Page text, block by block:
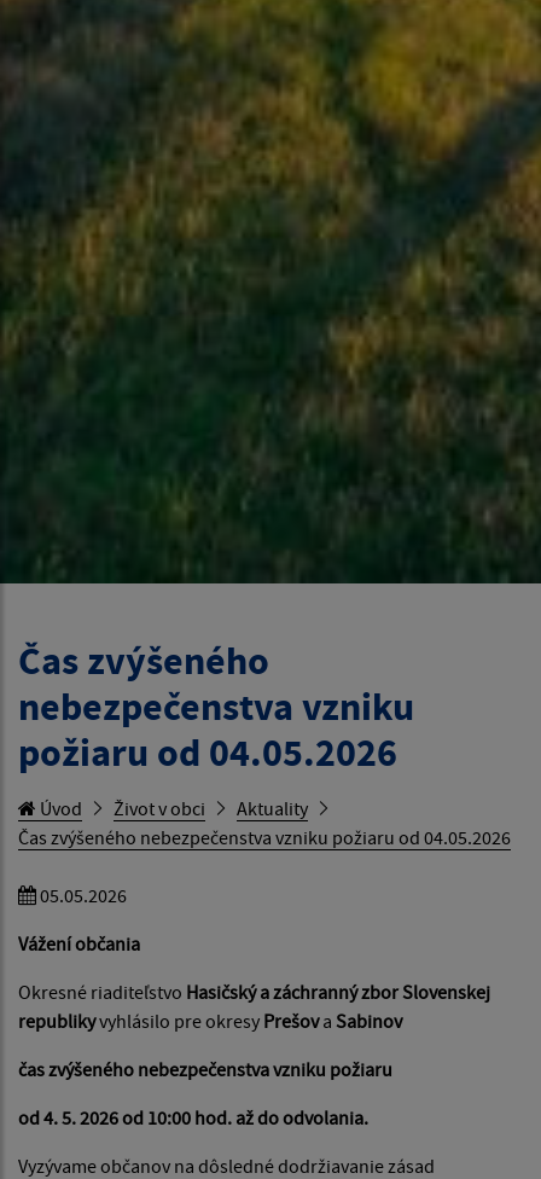
Čas zvýšeného
nebezpečenstva vzniku
požiaru od 04.05.2026
Úvod Život v obci
Aktuality
Čas zvýšeného nebezpečenstva vzniku požiaru od 04.05.2026
05.05.2026
Vážení občania
Okresné riaditeľstvo Hasičský a záchranný zbor Slovenskej
republikyvyhlásilo pre okresy Prešova Sabinov
čas zvýšeného nebezpečenstva vzniku požiaru
od 4. 5. 2026 od 10:00 hod. až do odvolania.
Vyzývame občanov na dôsledné dodržiavanie zásad